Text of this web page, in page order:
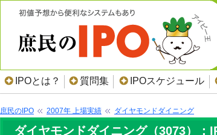
IPOとは？ 質問集 IPOスケジュール
庶民のIPO 2007年 上場実績 ダイヤモンドダイニング
ダイヤモンドダイニング（3073）：